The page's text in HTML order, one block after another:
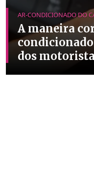
AR-CONDICIONADO DO
A maneira
dos